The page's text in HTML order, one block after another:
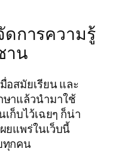
การความรู้
าน
อสมัยเรียน และ
ษาแล้วนำมาใช้
เก็บไว้เฉยๆ ก็น่า
ยแพร่ในเว็บนี้
ทุกคน